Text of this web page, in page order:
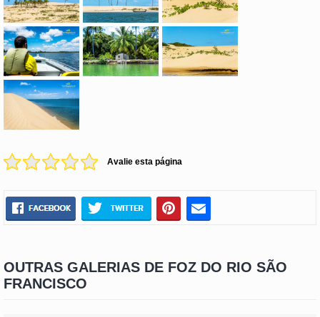
Avalie esta página
OUTRAS GALERIAS DE FOZ DO RIO SÃO
FRANCISCO